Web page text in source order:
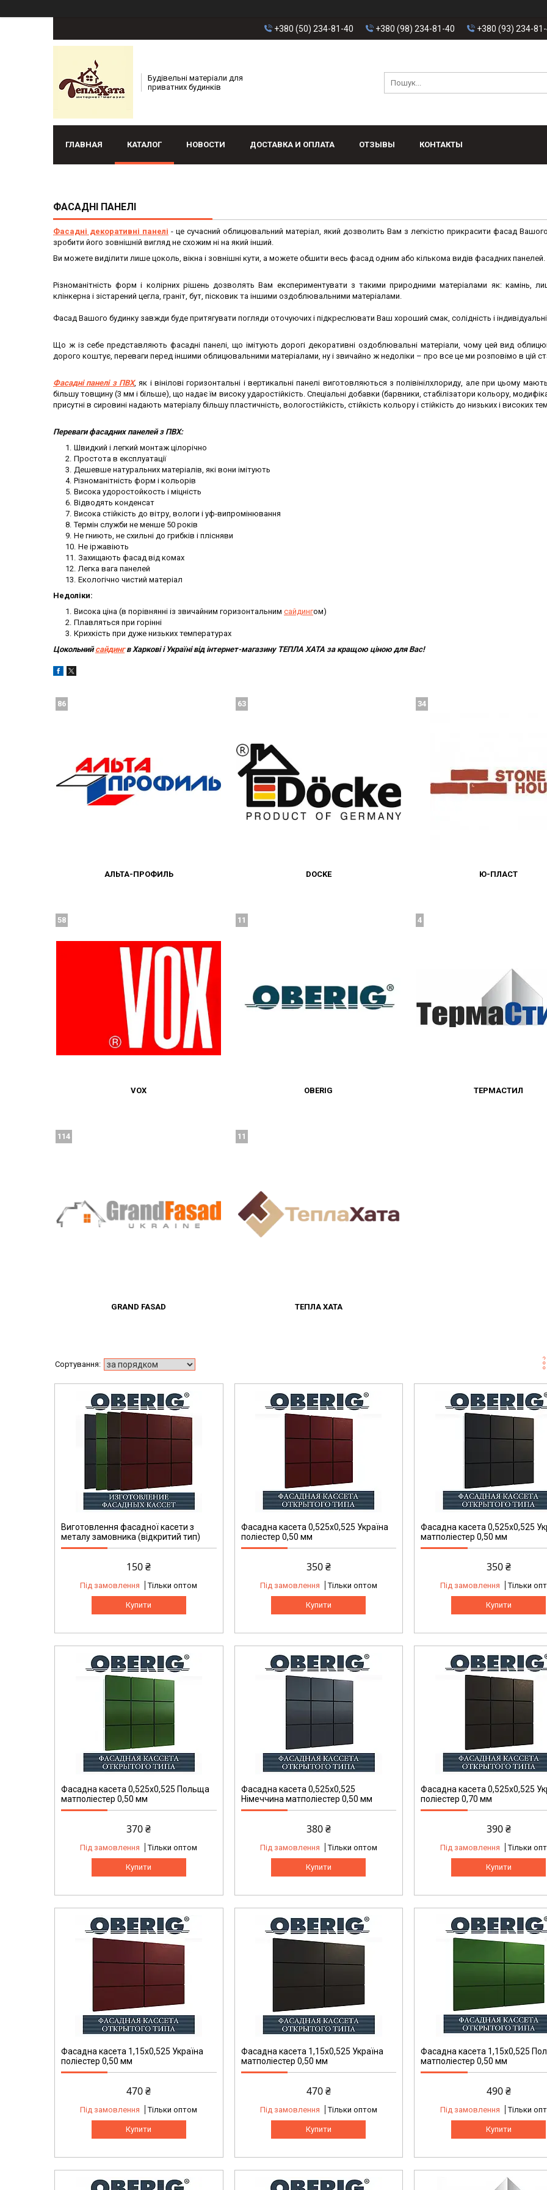
+380 (50) 234-81-40 +380 (98) 234-81-40 +380 (93) 234-
Будівельні матеріали для
приватних будинків
ГЛАВНАЯ КАТАЛОГ НОВОСТИ ДОСТАВКА И ОПЛАТА ОТЗЫВЫ КОНТАКТЫ
ФАСАДНІ ПАНЕЛІ
Фасадні декоративні панелі - це сучасний облицювальний матеріал, який дозволить Вам з легкістю прикрасити фасад Вашого
зробити його зовнішній вигляд не схожим ні на який інший.
Ви можете виділити лише цоколь, вікна і зовнішні кути, а можете обшити весь фасад одним або кількома видів фасадних панелей.
Різноманітність форм і колірних рішень дозволять Вам експериментувати з такими природними матеріалами як: камінь,
клінкерна і зістарений цегла, граніт, бут, пісковик та іншими оздоблювальними матеріалами.
Фасад Вашого будинку завжди буде притягувати погляди оточуючих і підкреслювати Ваш хороший смак, солідність і
Що ж із себе представляють фасадні панелі, що імітують дорогі декоративні оздоблювальні матеріали, чому цей вид
дорого коштує, переваги перед іншими облицювальними матеріалами, ну і звичайно ж недоліки – про все це ми розповімо в цій
Фасадні панелі з ПВХ, як і вінілові горизонтальні і вертикальні панелі виготовляються з полівінілхлориду, але при цьому
більшу товщину (3 мм і більше), що надає їм високу ударостійкість. Спеціальні добавки (барвники, стабілізатори кольору,
присутні в сировині надають матеріалу більшу пластичність, вологостійкість, стійкість кольору і стійкість до низьких і високих
Переваги фасадних панелей з ПВХ:
Швидкий і легкий монтаж цілорічно
Простота в експлуатації
Дешевше натуральних матеріалів, які вони імітують
Різноманітність форм і кольорів
Висока удоростойкость і міцність
Відводять конденсат
Висока стійкість до вітру, вологи і уф-випромінювання
Термін служби не менше 50 років
Не гниють, не схильні до грибків і плісняви
Не іржавіють
Захищають фасад від комах
Легка вага панелей
Екологічно чистий матеріал
Недоліки:
Висока ціна (в порівнянні із звичайним горизонтальним сайдингом)
Плавляться при горінні
Крихкість при дуже низьких температурах
Цокольнийсайдингв Харкові і Україні від інтернет-магазину ТЕПЛА ХАТА за кращою ціною для Вас!
АЛЬТА-ПРОФИЛЬ
86
DOCKE
63
Ю-ПЛАСТ
34
VOX
58
OBERIG
11
ТЕРМАСТИЛ
4
GRAND FASAD
114
ТЕПЛА ХАТА
11
Виготовлення фасадної касети з
металу замовника (відкритий тип)
150 ₴
Під замовлення Тільки оптом
Купити
Фасадна касета 0,525x0,525 Україна
поліестер 0,50 мм
350 ₴
Під замовлення Тільки оптом
Купити
Фасадна касета 0,525x0,525
матполіестер 0,50 мм
350 ₴
Під замовлення Тільки
Купити
Фасадна касета 0,525x0,525 Польща
матполіестер 0,50 мм
370 ₴
Під замовлення Тільки оптом
Купити
Фасадна касета 0,525x0,525
Німеччина матполіестер 0,50 мм
380 ₴
Під замовлення Тільки оптом
Купити
Фасадна касета 0,525x0,525
поліестер 0,70 мм
390 ₴
Під замовлення Тільки
Купити
Фасадна касета 1,15х0,525 Україна
поліестер 0,50 мм
470 ₴
Під замовлення Тільки оптом
Купити
Фасадна касета 1,15х0,525 Україна
матполіестер 0,50 мм
470 ₴
Під замовлення Тільки оптом
Купити
Фасадна касета 1,15х0,525
матполіестер 0,50 мм
490 ₴
Під замовлення Тільки
Купити